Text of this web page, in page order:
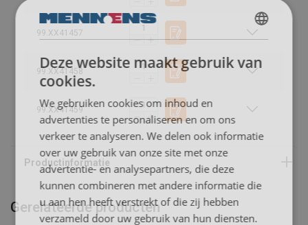
99.XX41457
99.XX41458
99.XX41459
Comfortstep LH
Saferstep LH
Gerelateerde producten
DUTCH
ENGLISH TRANSLATION
Deze website maakt gebruik van
cookies.
We gebruiken cookies om inhoud en
advertenties te personaliseren en om ons
verkeer te analyseren. We delen ook informatie
over uw gebruik van onze site met onze
advertentie- en analysepartners, die deze
kunnen combineren met andere informatie die
u aan hen heeft verstrekt of die zij hebben
verzameld door uw gebruik van hun diensten.